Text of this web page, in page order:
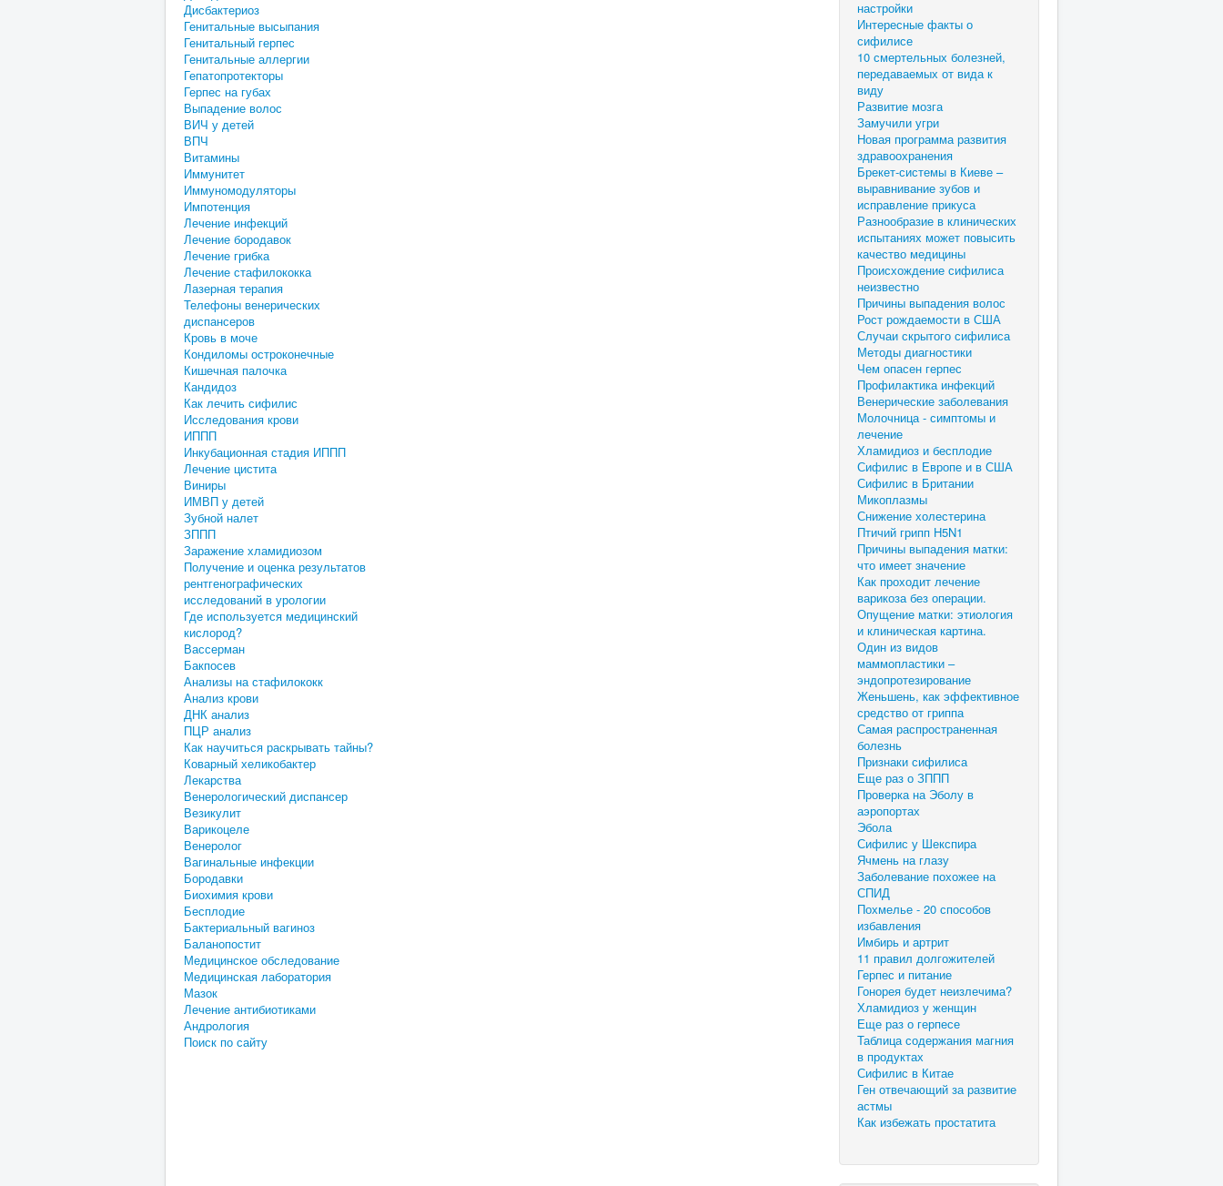
Дисбактериоз
Генитальные высыпания
Генитальный герпес
Генитальные аллергии
Гепатопротекторы
Герпес на губах
Выпадение волос
ВИЧ у детей
ВПЧ
Витамины
Иммунитет
Иммуномодуляторы
Импотенция
Лечение инфекций
Лечение бородавок
Лечение грибка
Лечение стафилококка
Лазерная терапия
Телефоны венерических
диспансеров
Кровь в моче
Кондиломы остроконечные
Кишечная палочка
Кандидоз
Как лечить сифилис
Исследования крови
ИППП
Инкубационная стадия ИППП
Лечение цистита
Виниры
ИМВП у детей
Зубной налет
ЗППП
Заражение хламидиозом
Получение и оценка результатов
рентгенографических
исследований в урологии
Где используется медицинский
кислород?
Вассерман
Бакпосев
Анализы на стафилококк
Анализ крови
ДНК анализ
ПЦР анализ
Как научиться раскрывать тайны?
Коварный хеликобактер
Лекарства
Венерологический диспансер
Везикулит
Варикоцеле
Венеролог
Вагинальные инфекции
Бородавки
Биохимия крови
Бесплодие
Бактериальный вагиноз
Баланопостит
Медицинское обследование
Медицинская лаборатория
Мазок
Лечение антибиотиками
Андрология
Поиск по сайту
настройки
Интересные факты о
сифилисе
10 смертельных болезней,
передаваемых от вида к
виду
Развитие мозга
Замучили угри
Новая программа развития
здравоохранения
Брекет-системы в Киеве –
выравнивание зубов и
исправление прикуса
Разнообразие в клинических
испытаниях может повысить
качество медицины
Происхождение сифилиса
неизвестно
Причины выпадения волос
Рост рождаемости в США
Случаи скрытого сифилиса
Методы диагностики
Чем опасен герпес
Профилактика инфекций
Венерические заболевания
Молочница - симптомы и
лечение
Хламидиоз и бесплодие
Сифилис в Европе и в США
Сифилис в Британии
Микоплазмы
Снижение холестерина
Птичий грипп H5N1
Причины выпадения матки:
что имеет значение
Как проходит лечение
варикоза без операции.
Опущение матки: этиология
и клиническая картина.
Один из видов
маммопластики –
эндопротезирование
Женьшень, как эффективное
средство от гриппа
Самая распространенная
болезнь
Признаки сифилиса
Еще раз о ЗППП
Проверка на Эболу в
аэропортах
Эбола
Сифилис у Шекспира
Ячмень на глазу
Заболевание похожее на
СПИД
Похмелье - 20 способов
избавления
Имбирь и артрит
11 правил долгожителей
Герпес и питание
Гонорея будет неизлечима?
Хламидиоз у женщин
Еще раз о герпесе
Таблица содержания магния
в продуктах
Сифилис в Китае
Ген отвечающий за развитие
астмы
Как избежать простатита